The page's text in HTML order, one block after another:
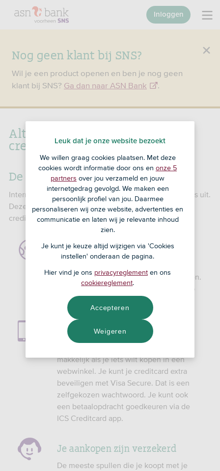
Nog geen klant bij SNS?
Wil je een product openen en ben je nog geen
klant bij SNS? Ga dan naar ASN Bank .
Inloggen
Altijd en overal betalen met je
creditcard
De creditcard van Visa
International Card Services (ICS) geeft onze creditcards uit.
Deze zijn van Visa. ICS is de grootste uitgever van
creditcards in Nederland.
Handig voor in het buitenland
wereld betalen en contant geld opnemen.
Je hebt zo altijd de juiste ‘muntsoort’ op
zak.
Online betalen
makkelijk als je iets wilt kopen in een
webwinkel. Je kunt je creditcard extra
beveiligen met Visa Secure. Dat is een
zelfgekozen wachtwoord. Je kunt ook
een betaalopdracht goedkeuren via de
ICS Creditcard app.
Je aankopen zijn verzekerd
De meeste spullen die je koopt met je
Leuk dat je onze website bezoekt
We willen graag cookies plaatsen. Met deze
cookies wordt informatie door ons en onze 5
partners over jou verzameld en jouw
internetgedrag gevolgd. We maken een
persoonlijk profiel van jou. Daarmee
personaliseren wij onze website, advertenties en
communicatie en laten wij je relevante inhoud
zien.
Je kunt je keuze altijd wijzigen via 'Cookies
instellen' onderaan de pagina.
Hier vind je ons privacyreglement en ons
cookiereglement.
Weigeren
Accepteren